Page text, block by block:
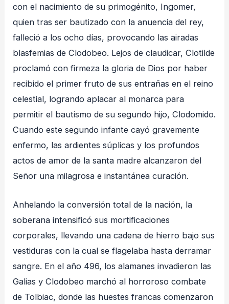
con el nacimiento de su primogénito, Ingomer,
quien tras ser bautizado con la anuencia del rey,
falleció a los ocho días, provocando las airadas
blasfemias de Clodobeo. Lejos de claudicar, Clotilde
proclamó con firmeza la gloria de Dios por haber
recibido el primer fruto de sus entrañas en el reino
celestial, logrando aplacar al monarca para
permitir el bautismo de su segundo hijo, Clodomido.
Cuando este segundo infante cayó gravemente
enfermo, las ardientes súplicas y los profundos
actos de amor de la santa madre alcanzaron del
Señor una milagrosa e instantánea curación.
Anhelando la conversión total de la nación, la
soberana intensificó sus mortificaciones
corporales, llevando una cadena de hierro bajo sus
vestiduras con la cual se flagelaba hasta derramar
sangre. En el año 496, los alamanes invadieron las
Galias y Clodobeo marchó al horroroso combate
de Tolbiac, donde las huestes francas comenzaron